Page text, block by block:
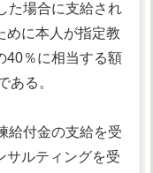
た場合に支給され
めに本人が指定教
40％に相当する額
ある。
給付金の支給を受
サルティングを受